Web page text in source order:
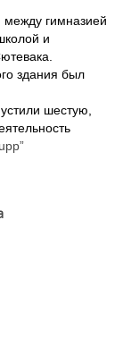
между гимназией
и
здания был
шестую,